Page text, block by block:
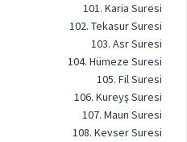
101. Karia Suresi
102. Tekasur Suresi
103. Asr Suresi
104. Hümeze Suresi
105. Fil Suresi
106. Kureyş Suresi
107. Maun Suresi
108. Kevser Suresi